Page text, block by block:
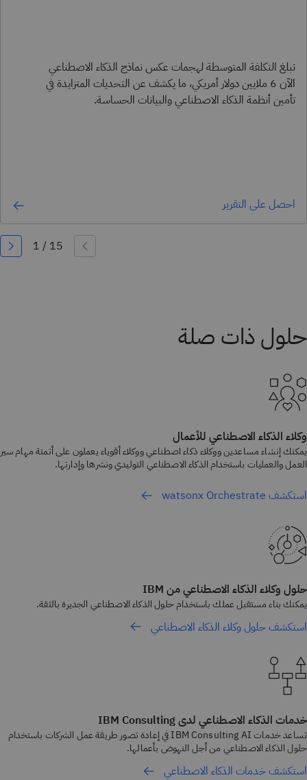
تبلغ التكلفة المتوسطة لهجمات عكس نماذج الذكاء الاصطناعي
الآن 6 ملايين دولار أمريكي، ما يكشف عن التحديات المتزايدة في
تأمين أنظمة الذكاء الاصطناعي والبيانات الحساسة.
احصل على التقرير
وكلاء الذكاء الاصطناعي للأعمال
يمكنك إنشاء مساعدين ووكلاء ذكاء اصطناعي ووكلاء أقوياء يعملون على أتمتة مهام سير
العمل والعمليات باستخدام الذكاء الاصطناعي التوليدي ونشرها وإدارتها.
استكشف watsonx Orchestrate
حلول وكلاء الذكاء الاصطناعي من IBM
يمكنك بناء مستقبل عملك باستخدام حلول الذكاء الاصطناعي الجديرة بالثقة.
استكشف حلول وكلاء الذكاء الاصطناعي
خدمات الذكاء الاصطناعي لدى IBM Consulting
تساعد خدمات IBM Consulting AI في إعادة تصور طريقة عمل الشركات باستخدام
حلول الذكاء الاصطناعي من أجل النهوض بأعمالها.
استكشف خدمات الذكاء الاصطناعي